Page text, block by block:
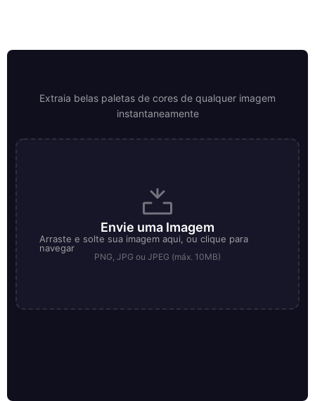
Extraia belas paletas de cores de qualquer imagem
instantaneamente
Envie uma Imagem
Arraste e solte sua imagem aqui, ou clique para
navegar
PNG, JPG ou JPEG (máx. 10MB)